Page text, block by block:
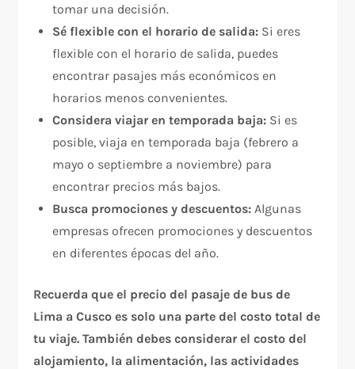
tomar una decisión.
Sé flexible con el horario de salida: Si eres
flexible con el horario de salida, puedes
encontrar pasajes más económicos en
horarios menos convenientes.
Considera viajar en temporada baja: Si es
posible, viaja en temporada baja (febrero a
mayo o septiembre a noviembre) para
encontrar precios más bajos.
Busca promociones y descuentos: Algunas
empresas ofrecen promociones y descuentos
en diferentes épocas del año.
Recuerda que el precio del pasaje de bus de
Lima a Cusco es solo una parte del costo total de
tu viaje. También debes considerar el costo del
alojamiento, la alimentación, las actividades